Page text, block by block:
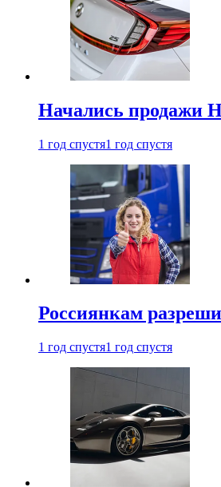
Начались продажи
1 год спустя1 год спустя
Россиянкам
1 год спустя1 год спустя